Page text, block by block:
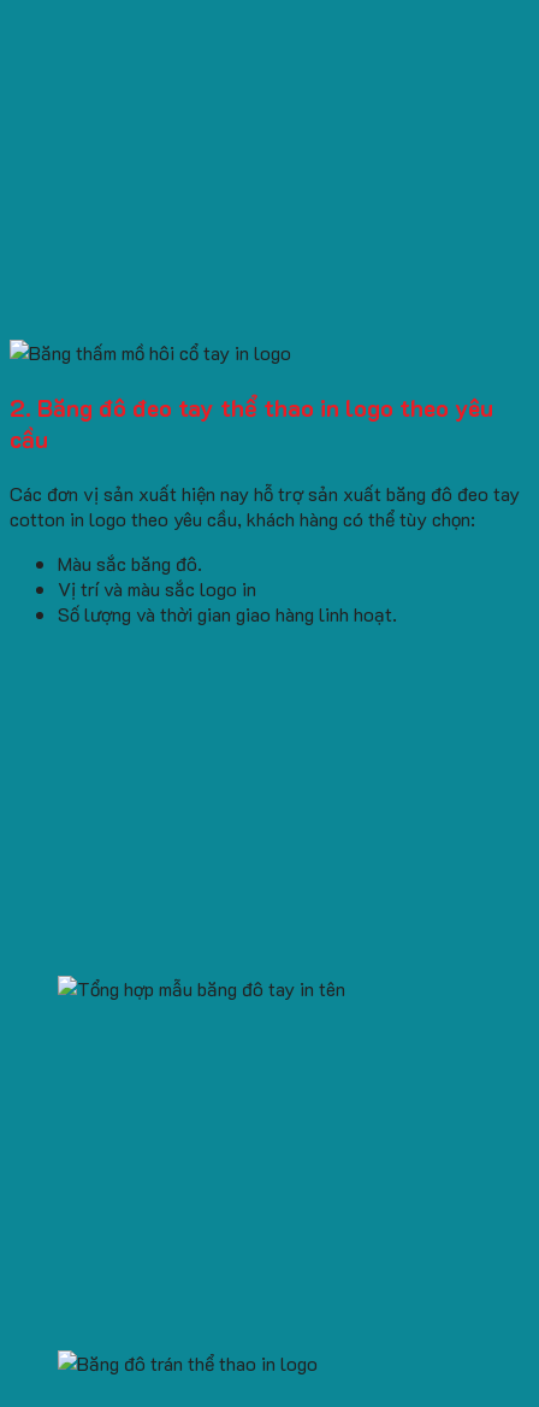
2. Băng đô đeo tay thể thao in logo theo yêu
cầu
Các đơn vị sản xuất hiện nay hỗ trợ sản xuất băng đô đeo tay
cotton in logo theo yêu cầu, khách hàng có thể tùy chọn:
Màu sắc băng đô.
Vị trí và màu sắc logo in
Số lượng và thời gian giao hàng linh hoạt.